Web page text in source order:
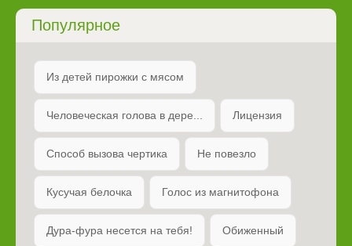
Популярное
Из детей пирожки с мясом
Человеческая голова в дере... Лицензия
Способ вызова чертика Не повезло
Кусучая белочка Голос из магнитофона
Дура-фура несется на тебя! Обиженный